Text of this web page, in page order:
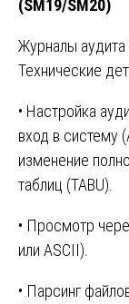
(SM19/SM20)
Журналы аудита
Технические
• Настройка
вход в систему
изменение
таблиц (TABU).
• Просмотр
или ASCII).
• Парсинг